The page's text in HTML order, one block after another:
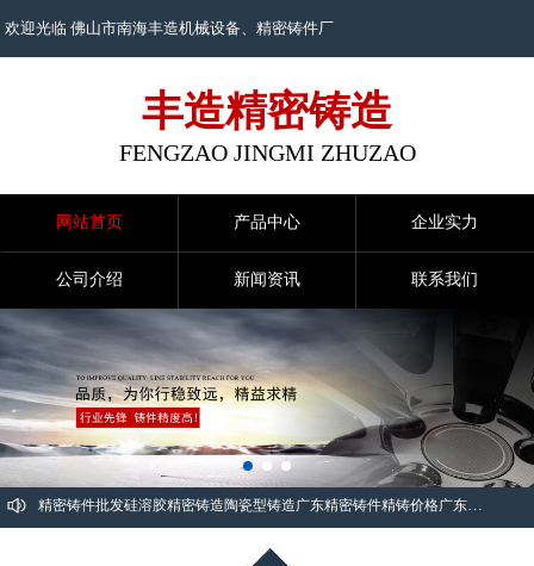
欢迎光临 佛山市南海丰造机械设备、精密铸件厂
丰造精密铸造
FENGZAO JINGMI ZHUZAO
网站首页 产品中心 企业实力
公司介绍 新闻资讯 联系我们
精密铸件批发硅溶胶精密铸造陶瓷型铸造广东精密铸件精铸价格广东精密铸造